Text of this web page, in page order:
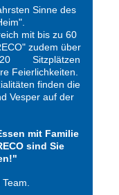
Sinne des
mit bis zu 60
zudem über
120 Sitzplätzen
Feierlichkeiten.
finden die
Vesper auf der
mit Familie
sind Sie